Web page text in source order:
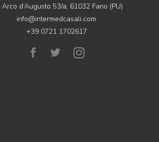
Arco d’Augusto 53/a, 61032 Fano (PU)
info@intermedcasali.com
+39 0721 1702617